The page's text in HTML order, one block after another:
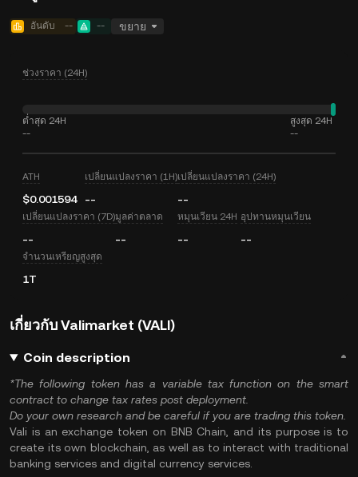
อันดับ -- -- ขยาย
ช่วงราคา (24H)
ต่ำสุด 24H
--
สูงสุด 24H
--
ATH
$0.001594
เปลี่ยนแปลงราคา (1H)
--
เปลี่ยนแปลงราคา (24H)
--
เปลี่ยนแปลงราคา (7D)
--
มูลค่าตลาด
--
หมุนเวียน 24H
--
อุปทานหมุนเวียน
--
จำนวนเหรียญสูงสุด
1T
เกี่ยวกับ Valimarket (VALI)
Coin description
*The following token has a variable tax function on the smart
contract to change tax rates post deployment.
Do your own research and be careful if you are trading this token.
Vali is an exchange token on BNB Chain, and its purpose is to
create its own blockchain, as well as to interact with traditional
banking services and digital currency services.